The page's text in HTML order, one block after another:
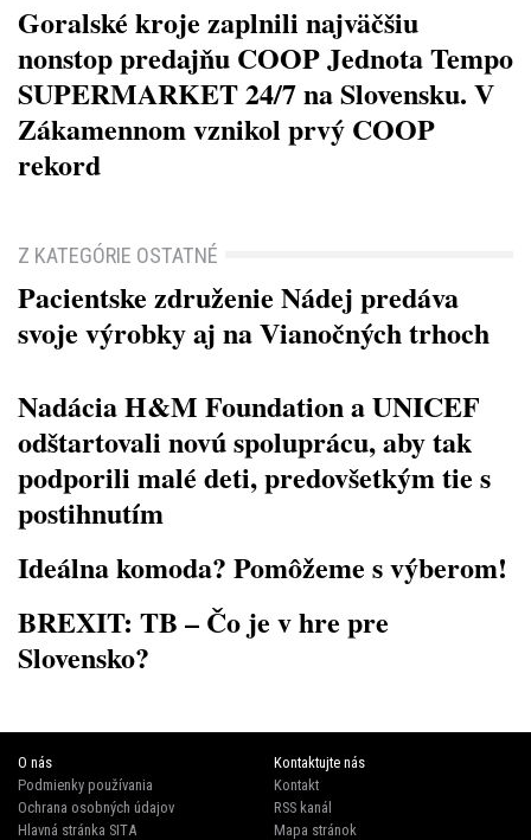
Goralské kroje zaplnili najväčšiu
nonstop predajňu COOP Jednota Tempo
SUPERMARKET 24/7 na Slovensku. V
Zákamennom vznikol prvý COOP
rekord
Z KATEGÓRIE OSTATNÉ
Pacientske združenie Nádej predáva
svoje výrobky aj na Vianočných trhoch
Nadácia H&M Foundation a UNICEF
odštartovali novú spoluprácu, aby tak
podporili malé deti, predovšetkým tie s
postihnutím
Ideálna komoda? Pomôžeme s výberom!
BREXIT: TB – Čo je v hre pre
Slovensko?
O nás
Podmienky používania
Ochrana osobných údajov
Hlavná stránka SITA
Kontaktujte nás
Kontakt
RSS kanál
Mapa stránok